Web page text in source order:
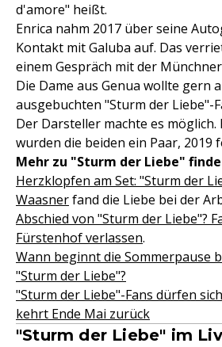
d'amore" heißt.
Enrica nahm 2017 über seine
Kontakt mit Galuba auf. Das
einem Gespräch mit der
Die Dame aus Genua wollte gern
ausgebuchten "Sturm der Liebe"-
Der Darsteller machte es möglich.
wurden die beiden ein Paar, 2019
Mehr zu "Sturm der Liebe"
Herzklopfen am Set: "Sturm der
Waasnerfand die Liebe bei der
Abschied von "Sturm der Liebe"?
Fürstenhof verlassen.
Wann beginnt die Sommerpause
"Sturm der Liebe"?
"Sturm der Liebe"-Fans dürfen
kehrt Ende Mai zurück
"Sturm der Liebe" im